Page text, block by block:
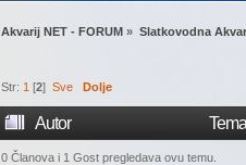
Akvarij NET - FORUM » Slatkovodna
Str: 1[2] Sve Dolje
Autor
0 Članova i 1 Gost pregledava ovu temu.